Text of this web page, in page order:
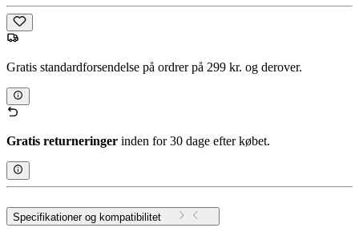
Gratis standardforsendelse på ordrer på 299 kr. og derover.
Gratis returneringer inden for 30 dage efter købet.
Specifikationer og kompatibilitet